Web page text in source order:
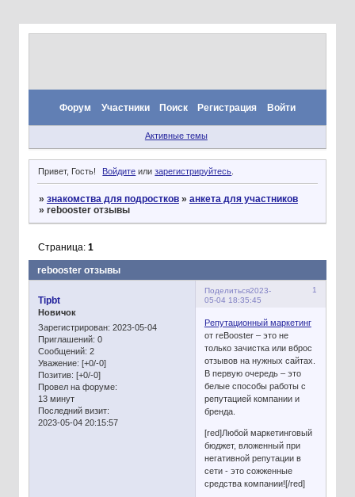
Форум Участники Поиск Регистрация Войти
Активные темы
Привет, Гость! Войдите илизарегистрируйтесь.
» знакомства для подростков » анкета для участников
» rebooster отзывы
rebooster отзывы
Страница: 1
Поделиться 1
2023-
05-04 18:35:45
Tipbt
Новичок
Зарегистрирован: 2023-05-04
Приглашений: 0
Сообщений: 2
Уважение: [+0/-0]
Позитив: [+0/-0]
Провел на форуме:
13 минут
Последний визит:
2023-05-04 20:15:57
Репутационный маркетинг
от reBooster – это не
только зачистка или вброс
отзывов на нужных сайтах.
В первую очередь – это
белые способы работы с
репутацией компании и
бренда.
[red]Любой маркетинговый
бюджет, вложенный при
негативной репутации в
сети - это сожженные
средства компании![/red]